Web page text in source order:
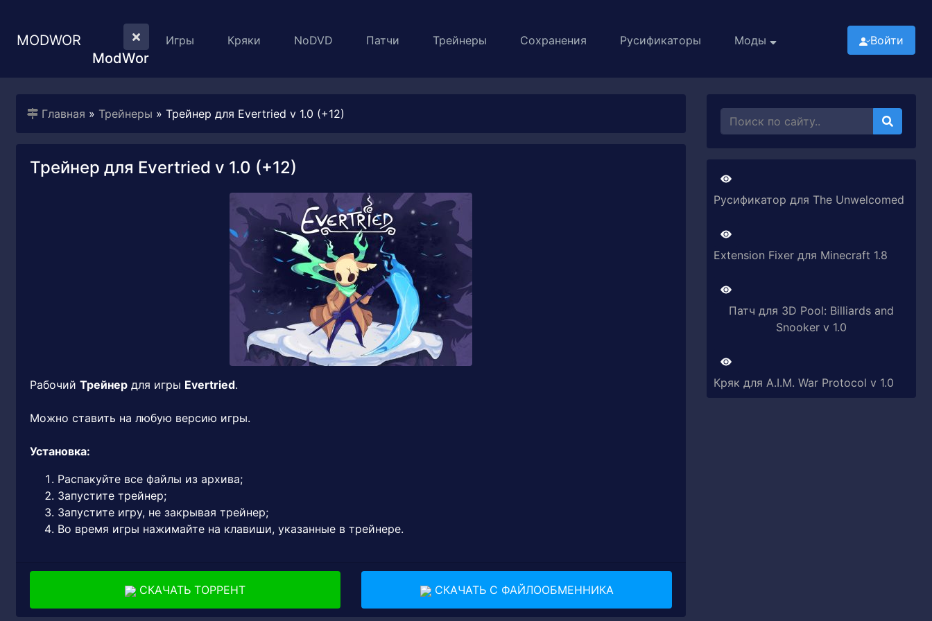
MODWOR
ModWor
Игры Кряки NoDVD Патчи Трейнеры Сохранения Русификаторы Моды Войти
Главная » Трейнеры » Трейнер для Evertried v 1.0 (+12)
Трейнер для Evertried v 1.0 (+12)
Рабочий Трейнер для игры Evertried.
Можно ставить на любую версию игры.
Установка:
Распакуйте все файлы из архива;
Запустите трейнер;
Запустите игру, не закрывая трейнер;
Во время игры нажимайте на клавиши, указанные в трейнере.
СКАЧАТЬ ТОРРЕНТ СКАЧАТЬ С ФАЙЛООБМЕННИКА
Русификатор для The Unwelcomed
Extension Fixer для Minecraft 1.8
Патч для 3D Pool: Billiards and
Snooker v 1.0
Кряк для A.I.M. War Protocol v 1.0